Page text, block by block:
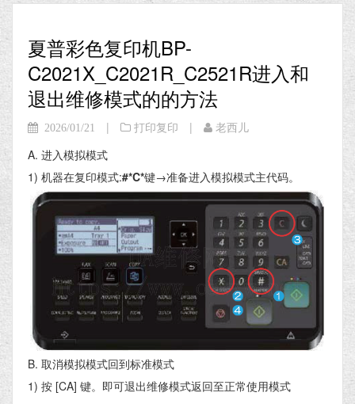
夏普彩色复印机BP-
C2021X_C2021R_C2521R进入和
退出维修模式的的方法
2026/01/21 | 打印复印 | 老西儿
A. 进入模拟模式
1) 机器在复印模式:#*C*键→准备进入模拟模式主代码。
B. 取消模拟模式回到标准模式
1) 按 [CA] 键。即可退出维修模式返回至正常使用模式